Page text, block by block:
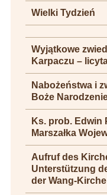
Wielki Tydzień
Wyjątkowe
Karpaczu –
Nabożeństwa i
Boże
Ks. prob. Edwin
Marszałka
Aufruf des
Unterstützung
der Wang-Kirche